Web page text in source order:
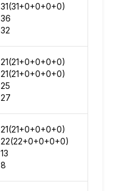
31(31+0+0+0+0)
36
32
21(21+0+0+0+0)
21(21+0+0+0+0)
25
27
21(21+0+0+0+0)
22(22+0+0+0+0)
13
8